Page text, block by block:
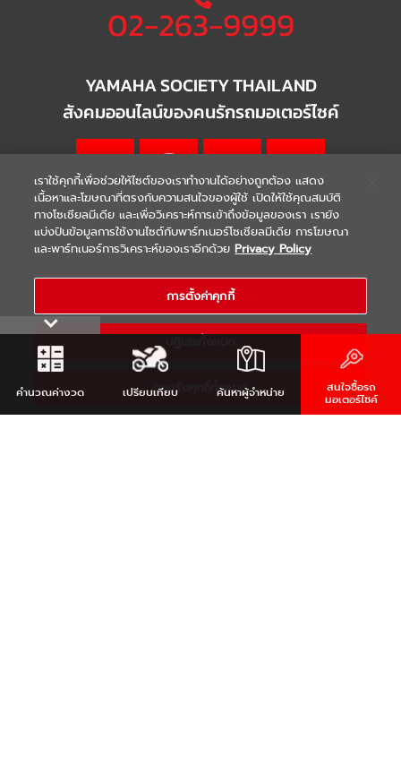
02-263-9999
YAMAHA SOCIETY THAILAND
สังคมออนไลน์ของคนรักรถมอเตอร์ไซค์
WARRANTY | Terms & Conditions
COPYRIGHT 2021 THAI YAMAHA MOTOR CO.,LTD. ALL RIGHTS
RESERVED
คำนวณค่างวด เปรียบเทียบ ค้นหาผู้จำหน่าย สนใจซื้อรถ
มอเตอร์ไซค์
เราใช้คุกกี้เพื่อช่วยให้ไซต์ของเราทำงานได้อย่างถูกต้อง แสดง
เนื้อหาและโฆษณาที่ตรงกับความสนใจของผู้ใช้ เปิดให้ใช้คุณสมบัติ
ทางโซเชียลมีเดีย และเพื่อวิเคราะห์การเข้าถึงข้อมูลของเรา เรายัง
แบ่งปันข้อมูลการใช้งานไซต์กับพาร์ทเนอร์โซเชียลมีเดีย การโฆษณา
และพาร์ทเนอร์การวิเคราะห์ของเราอีกด้วย Privacy Policy
การตั้งค่าคุกกี้
ยอมรับคุกกี้ทั้งหมด